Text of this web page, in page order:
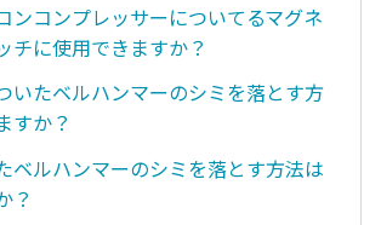
ンコンプレッサーについてるマグネ
チに使用できますか？
いたベルハンマーのシミを落とす方
すか？
ベルハンマーのシミを落とす方法は
？